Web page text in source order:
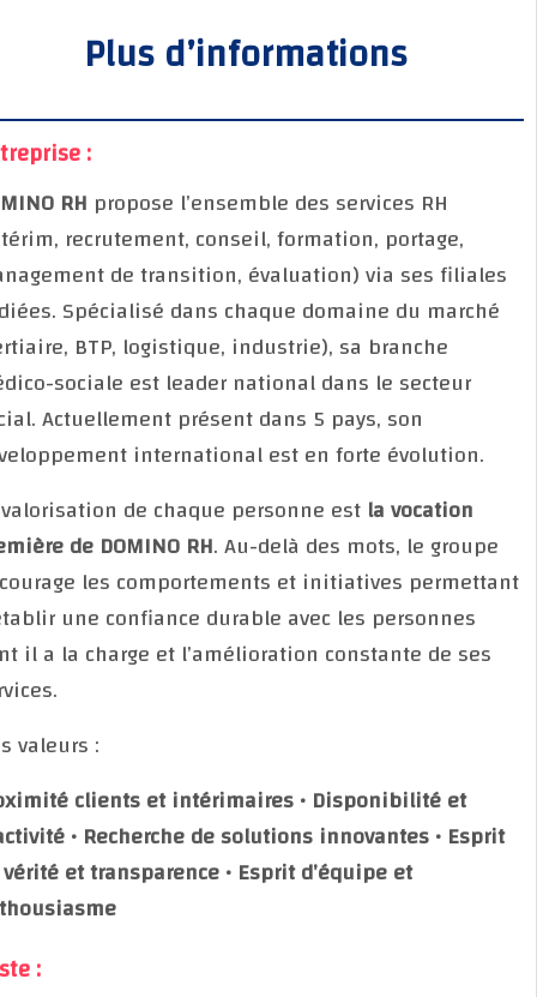
Plus d’informations
Entreprise :
DOMINO RHpropose l’ensemble des services RH
(intérim, recrutement, conseil, formation, portage,
management de transition, évaluation) via ses
dédiées. Spécialisé dans chaque domaine du
(Tertiaire, BTP, logistique, industrie), sa branche
médico-sociale est leader national dans le secteur
social. Actuellement présent dans 5 pays, son
développement international est en forte évolution.
La valorisation de chaque personne estla vocation
première de DOMINO RH. Au-delà des mots, le
encourage les comportements et initiatives
d’établir une confiance durable avec les personnes
dont il a la charge et l’amélioration constante de ses
services.
Nos valeurs :
Proximité clients et intérimaires • Disponibilité et
réactivité • Recherche de solutions innovantes •
de vérité et transparence • Esprit d’équipe et
enthousiasme
Poste :